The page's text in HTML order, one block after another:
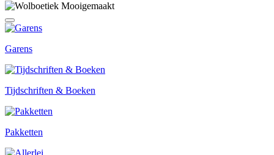
Garens
Tijdschriften & Boeken
Pakketten